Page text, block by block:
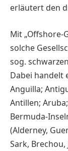
erläutert den
Mit „Offshore-
solche
sog.
Dabei handelt
Anguilla;
Antillen;
Bermuda-
(Alderney,
Sark,